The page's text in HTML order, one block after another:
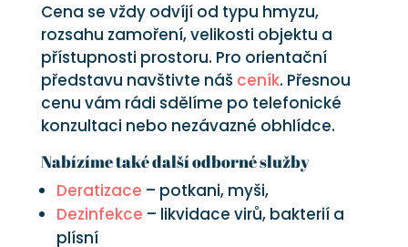
Cena se vždy odvíjí od typu hmyzu,
rozsahu zamoření, velikosti objektu a
přístupnosti prostoru. Pro orientační
představu navštivte náš ceník. Přesnou
cenu vám rádi sdělíme po telefonické
konzultaci nebo nezávazné obhlídce.
Nabízíme také další odborné služby
Deratizace – potkani, myši,
Dezinfekce – likvidace virů, bakterií a
plísní